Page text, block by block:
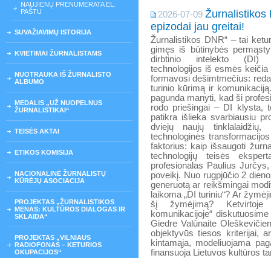
NAUJIENŲ PRENUMERATA EL.
PAŠTU
SUVAŽIAVIMŲ ISTORIJA
KVIETIMAI ŽURNALISTAMS
NUOTRAUKA IŠ ŽURNALISTO
ALBUMO
MEDALIS „UŽ NUOPELNUS
ŽURNALISTIKAI“
TEISĖS AKTAI
ETIKOS KOMISIJA
NACIONALINĖ ŽURNALISTŲ
KŪRĖJŲ ASOCIACIJA
PROJEKTAS „ŽURNALISTIKOS
MENAS: KULTŪROS DIALOGAS IR
SKLAIDA“
PROJEKTAS „VILNIAUS
RADIOFONAS – KETURIOS
OKUPACIJOS“
2026-07-09 Žurnalistikos
epizodai jau greitai!
Žurnalistikos DNR“ – tai
gimęs iš būtinybės
dirbtinio intelekto (DI)
technologijos iš esmės
formavosi dešimtmečius:
turinio kūrimą ir
pagunda manyti, kad ši
rodo priešingai – DI klysta,
patikra išlieka svarbiausiu
dviejų naujų
technologinės
faktorius: kaip išsaugoti
technologijų teisės
profesionalas Paulius
poveikį. Nuo rugpjūčio 2
generuotą ar reikšmingai
laikoma „DI turiniu“? Ar
šį žymėjimą? Ketvirtoje
komunikacijoje“
Giedre Valūnaite
objektyvūs tiesos kriterijai,
kintamąja, modeliuojama
finansuoja Lietuvos kultūros